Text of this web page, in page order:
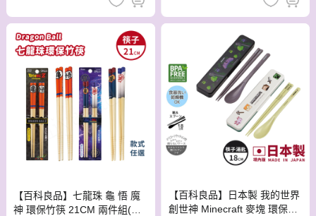
【百科良品】七龍珠 龜 悟 魔
神 環保竹筷 21CM 兩件組(日
【百科良品】日本製 我的世界
創世神 Minecraft 麥塊 環保筷